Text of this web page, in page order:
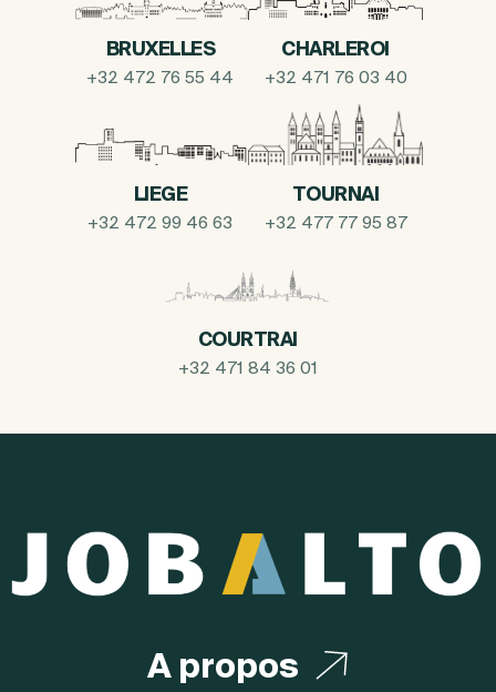
BRUXELLES
+32 472 76 55 44
CHARLEROI
+32 471 76 03 40
LIEGE
+32 472 99 46 63
TOURNAI
+32 477 77 95 87
COURTRAI
+32 471 84 36 01
A propos